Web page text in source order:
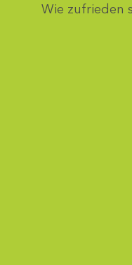
Wie zufrieden